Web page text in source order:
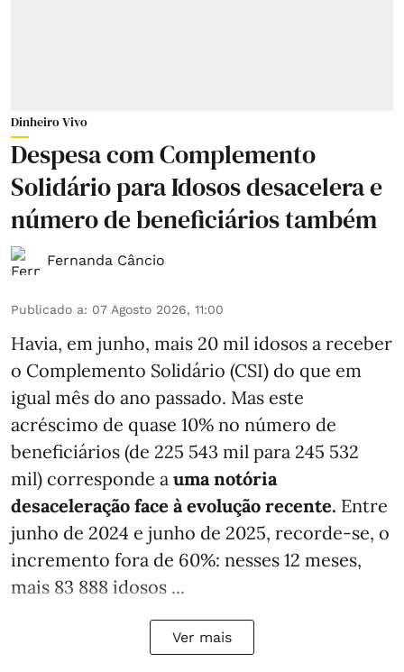
Dinheiro Vivo
Despesa com Complemento
Solidário para Idosos desacelera e
número de beneficiários também
Fernanda Câncio
Publicado a: 07 Agosto 2026, 11:00
Havia, em junho, mais 20 mil idosos a receber
o Complemento Solidário (CSI) do que em
igual mês do ano passado. Mas este
acréscimo de quase 10% no número de
beneficiários (de 225 543 mil para 245 532
mil) corresponde a uma notória
desaceleração face à evolução recente. Entre
junho de 2024 e junho de 2025, recorde-se, o
incremento fora de 60%: nesses 12 meses,
mais 83 888 idosos ...
Ver mais